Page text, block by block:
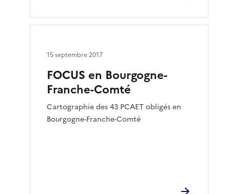
FOCUS en Bourgogne-
Franche-Comté
Cartographie des 43 PCAET obligés en
Bourgogne-Franche-Comté
15 septembre 2017